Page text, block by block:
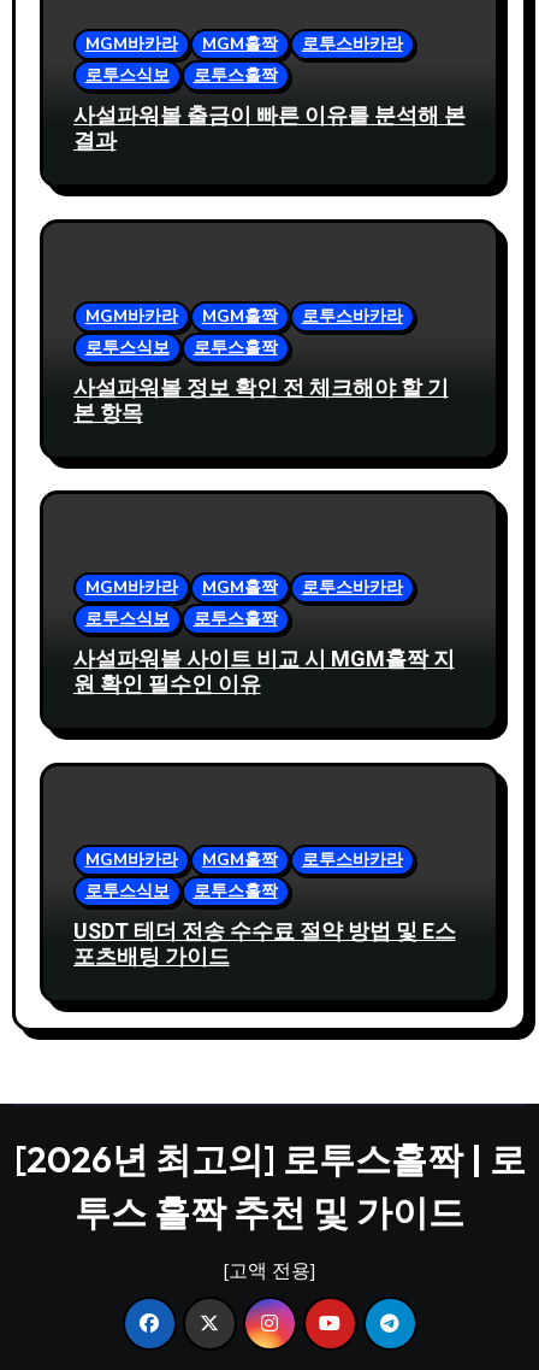
MGM바카라 MGM홀짝
로투스바카라
로투스식보
로투스홀짝
사설파워볼 출금이 빠른 이유를 분석해 본
결과
MGM바카라 MGM홀짝
로투스바카라
로투스식보
로투스홀짝
사설파워볼 정보 확인 전 체크해야 할 기
본 항목
MGM바카라 MGM홀짝
로투스바카라
로투스식보
로투스홀짝
사설파워볼 사이트 비교 시 MGM홀짝 지
원 확인 필수인 이유
MGM바카라 MGM홀짝
로투스바카라
로투스식보
로투스홀짝
USDT 테더 전송 수수료 절약 방법 및 E스
포츠배팅 가이드
[2026년 최고의] 로투스홀짝 | 로
투스 홀짝 추천 및 가이드
[고액 전용]